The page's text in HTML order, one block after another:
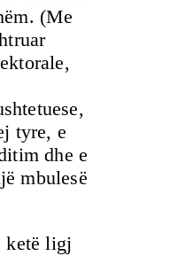
(Me
tyre, e
dhe e
mbulesë
ketë ligj